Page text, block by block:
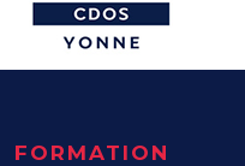
FORMATION